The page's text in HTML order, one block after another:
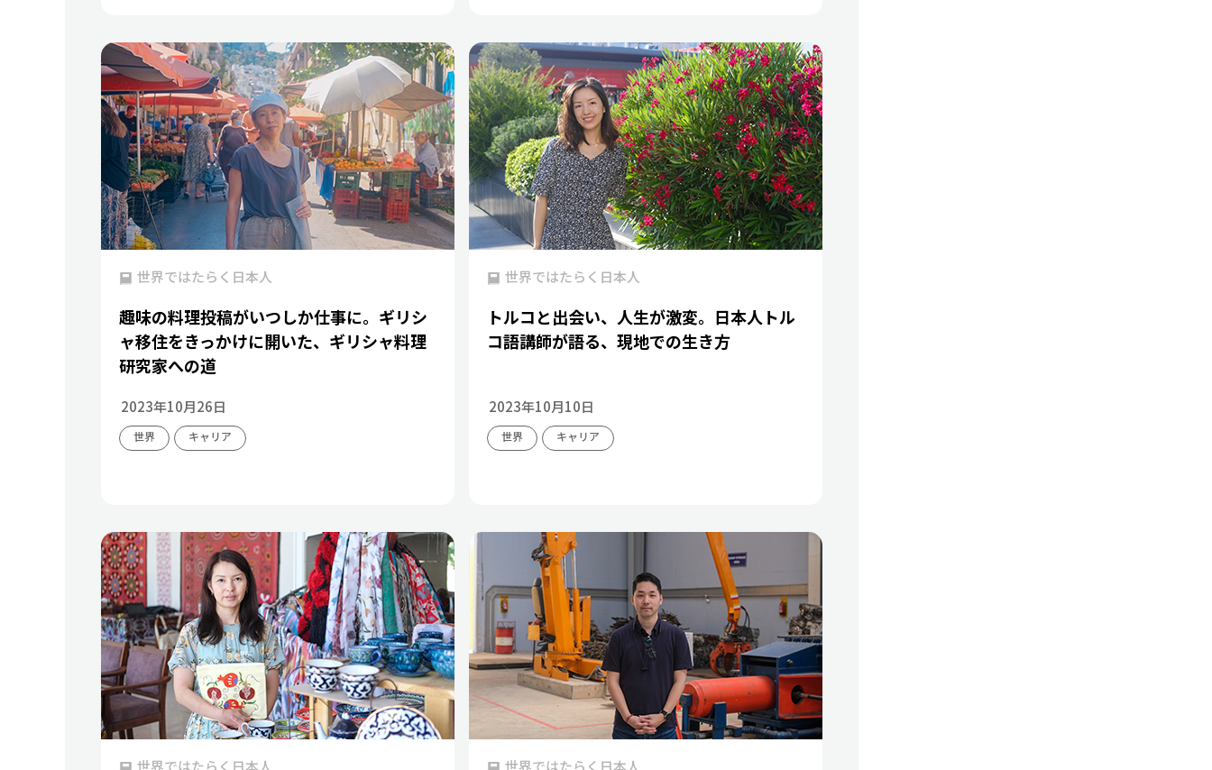
世界ではたらく日本人
趣味の料理投稿がいつしか仕事に。ギリシ
ャ移住をきっかけに開いた、ギリシャ料理
研究家への道
2023年10月26日
世界 キャリア
世界ではたらく日本人
トルコと出会い、人生が激変。日本人トル
コ語講師が語る、現地での生き方
2023年10月10日
世界 キャリア
世界ではたらく日本人 世界ではたらく日本人